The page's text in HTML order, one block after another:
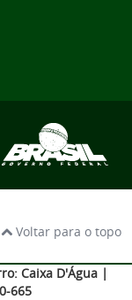
Voltar para o topo
Caixa D'Água |
665